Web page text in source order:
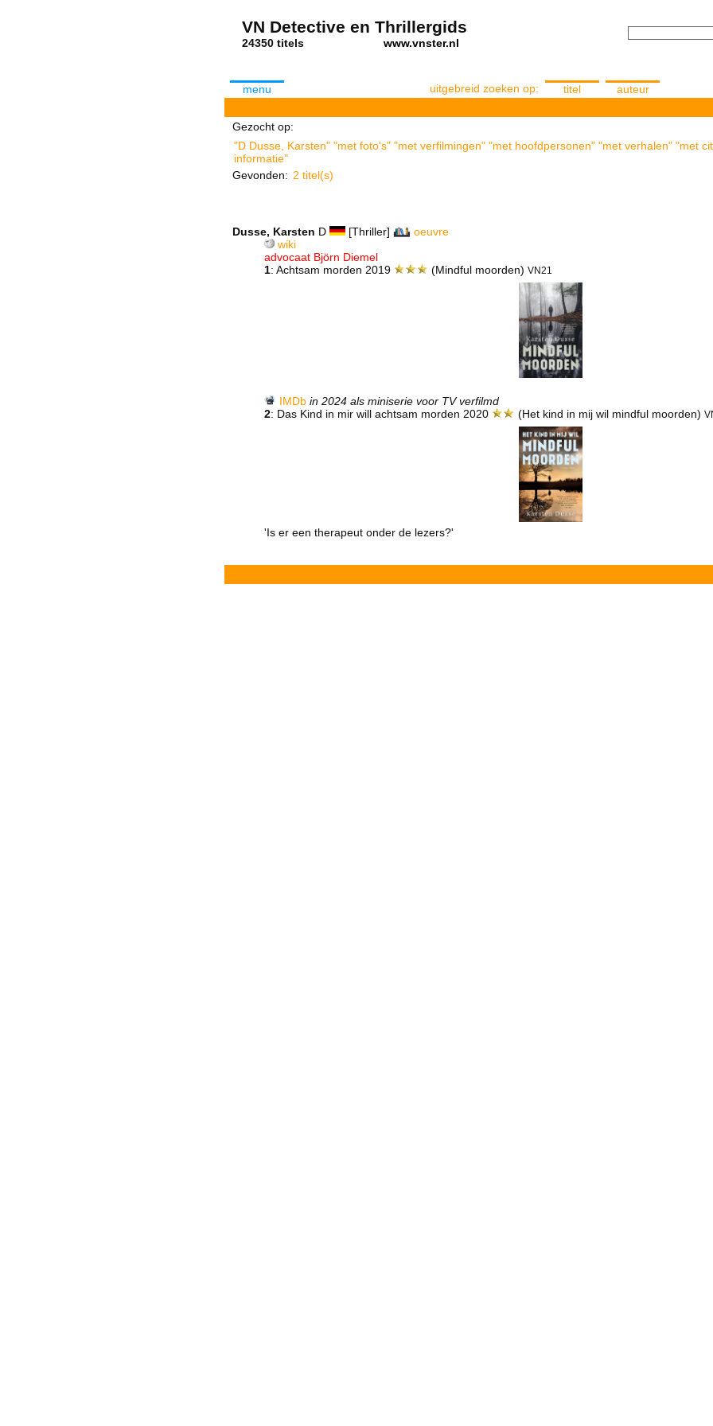
VN Detective en Thrillergids
24350 titels www.vnster.nl
menu uitgebreid zoeken op: titel auteur
Gezocht op:
"D Dusse, Karsten" "met foto's" "met verfilmingen" "met hoofdpersonen" "met verhalen" "met
informatie"
Gevonden: 2 titel(s)
Dusse, Karsten D [Thriller]
oeuvre
wiki
advocaat Björn Diemel
1: Achtsam morden 2019 (Mindful moorden)VN21
IMDb in 2024 als miniserie voor TV verfilmd
2: Das Kind in mir will achtsam morden 2020 (Het kind in mij wil mindful moorden)
'Is er een therapeut onder de lezers?'